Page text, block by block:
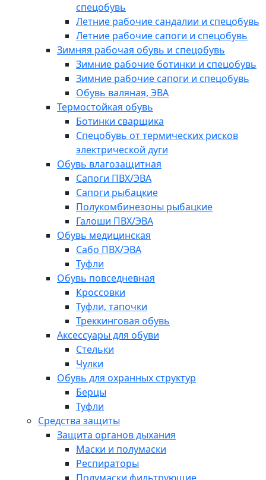
спецобувь
Летние рабочие сандалии и спецобувь
Летние рабочие сапоги и спецобувь
Зимняя рабочая обувь и спецобувь
Зимние рабочие ботинки и спецобувь
Зимние рабочие сапоги и спецобувь
Обувь валяная, ЭВА
Термостойкая обувь
Ботинки сварщика
Спецобувь от термических рисков
электрической дуги
Обувь влагозащитная
Сапоги ПВХ/ЭВА
Сапоги рыбацкие
Полукомбинезоны рыбацкие
Галоши ПВХ/ЭВА
Обувь медицинская
Сабо ПВХ/ЭВА
Туфли
Обувь повседневная
Кроссовки
Туфли, тапочки
Треккинговая обувь
Аксессуары для обуви
Стельки
Чулки
Обувь для охранных структур
Берцы
Туфли
Средства защиты
Защита органов дыхания
Маски и полумаски
Респираторы